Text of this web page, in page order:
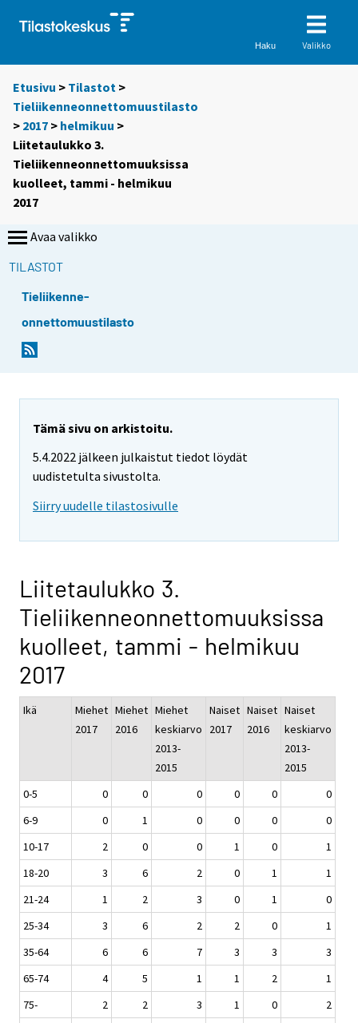
Haku Valikko
Etusivu > Tilastot >
Tieliikenneonnettomuustilasto
> 2017 > helmikuu >
Liitetaulukko 3.
Tieliikenneonnettomuuksissa
kuolleet, tammi - helmikuu
2017
Avaa valikko
TILASTOT
Tieliikenne-
onnettomuustilasto
Tämä sivu on arkistoitu.
5.4.2022 jälkeen julkaistut tiedot löydät
uudistetulta sivustolta.
Siirry uudelle tilastosivulle
Liitetaulukko 3.
Tieliikenneonnettomuuksissa
kuolleet, tammi - helmikuu
2017
Ikä
Miehet
2017
Miehet
2016
Miehet
keskiarvo
2013-
2015
Naiset
2017
Naiset
2016
Naiset
keskiarvo
2013-
2015
0-5
0 0 0 0 0
0
6-9
0 1 0 0 0
0
10-17
2 0 0 1 0
1
18-20
3 6 2 0 1
1
21-24
1 2 3 0 1
0
25-34
3 6 2 2 0
1
35-64
6 6 7 3 3
3
65-74
4 5 1 1 2
1
75-
2 2 3 1 0
2